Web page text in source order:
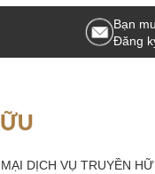
Bạn
Đăng
DỊCH VỤ TRUYỀN